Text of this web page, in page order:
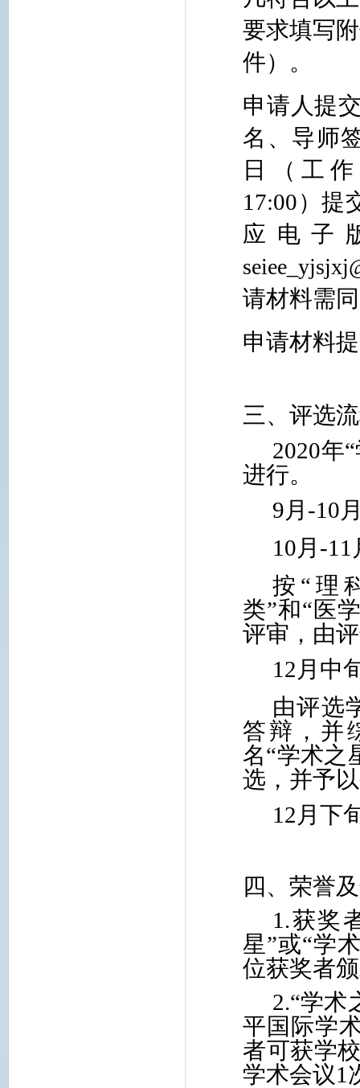
要求填写
件）。
申请人提
名、导师
日（工
17:00）提
应电子
请材料需
申请材料
三、评选
2020年
进行。
9月-10
10月-11
按“理
类”和“医
评审，由
12 月中
由评选
答辩，并
名“学术之
选，并予
12 月下
四、荣誉
1.获奖
星”或“学
位获奖者
2.“学术
平国际学
者可获学
学术会议1